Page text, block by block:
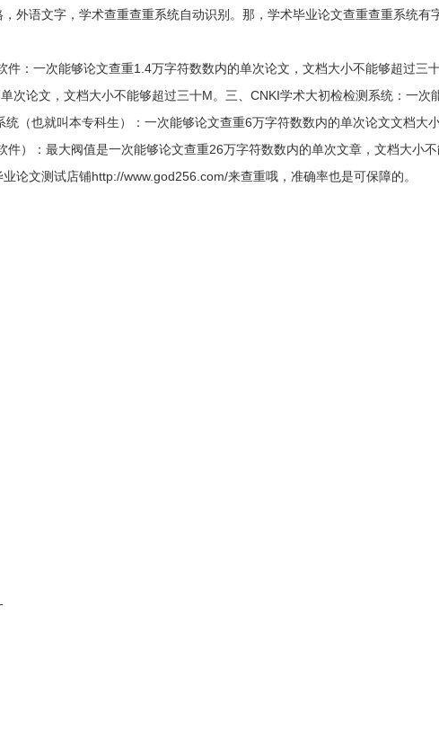
外语文字，学术查重查重系统自动识别。那，学术毕业论文查重查重系统有
：一次能够论文查重1.4万字符数数内的单次论文，文档大小不能够超过三十
次论文，文档大小不能够超过三十M。三、CNKI学术大初检检测系统：一次
（也就叫本专科生）：一次能够论文查重6万字符数数内的单次论文文档大
）：最大阀值是一次能够论文查重26万字符数数内的单次文章，文档大小不
论文测试店铺http://www.god256.com/来查重哦，准确率也是可保障的。